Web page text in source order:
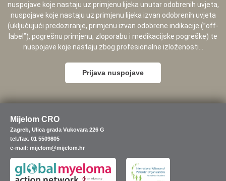
nuspojave koje nastaju uz primjenu lijeka unutar odobrenih uvjeta,
nuspojave koje nastaju uz primjenu lijeka izvan odobrenih uvjeta
(uključujući predoziranje, primjenu izvan odobrene indikacije (”off-
label”), pogrešnu primjenu, zloporabu i medikacijske pogreške) te
nuspojave koje nastaju zbog profesionalne izloženosti...
Prijava nuspojave
Mijelom CRO
Zagreb, Ulica grada Vukovara 226 G
tel./fax. 01 5509805
e-mail: mijelom@mijelom.hr